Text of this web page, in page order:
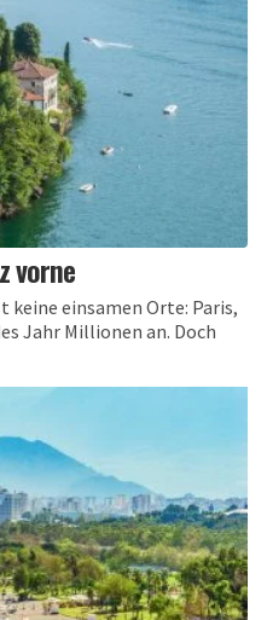
vorne
keine einsamen Orte: Paris,
Jahr Millionen an. Doch